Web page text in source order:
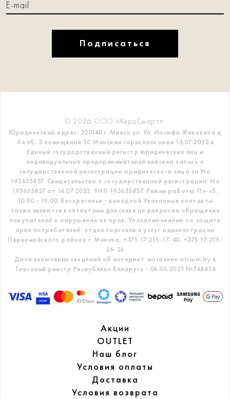
Подписаться
© 2026 ООО «КераСмарт».
Юридический адрес: 220140 г. Минск ул. Ул. Иосифа Жиновича д
4 каб. 3 помещение ТС Минским горисполкомом 14.07.2022 в
Единый государственный регистр юридических лиц и
индивидуальных предпринимателей внесена запись о
государственной регистрации юридического лица за No
193635857. Свидетельство о государственной регистрации: No
193635857 от 14.07.2022. УНП 193635857. Режим работы: Пн-сб.
10.00 - 19.00. Воскресенье - выходной Указанные контакты
также являются контактами для связи по вопросам обращения
покупателей о нарушении их прав. Уполномоченные по защите
прав потребителей: отдел торговли и услуг администрации
Первомайского района г. Минска, +375 17 215-17-40, +375 17 215-
26-26
Дата включения сведений об интернет-магазине atrium.by в
Торговый реестр Республики Беларусь - 06.05.2025 №748434
Акции
OUTLET
Наш блог
Условия оплаты
Доставка
Условия возврата